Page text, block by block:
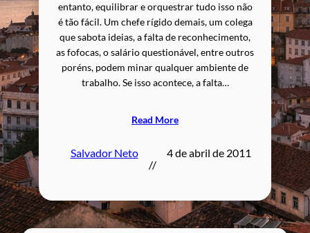
entanto, equilibrar e orquestrar tudo isso não
é tão fácil. Um chefe rígido demais, um colega
que sabota ideias, a falta de reconhecimento,
as fofocas, o salário questionável, entre outros
poréns, podem minar qualquer ambiente de
trabalho. Se isso acontece, a falta…
Read More
Salvador Neto
//
4 de abril de 2011